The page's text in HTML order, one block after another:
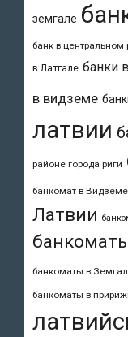
земгале
банк в центральном
в Латгале банки
в видземе
латвии
районе города риги
банкомат в Видземе
Латвии
банкоматы в
банкоматы в